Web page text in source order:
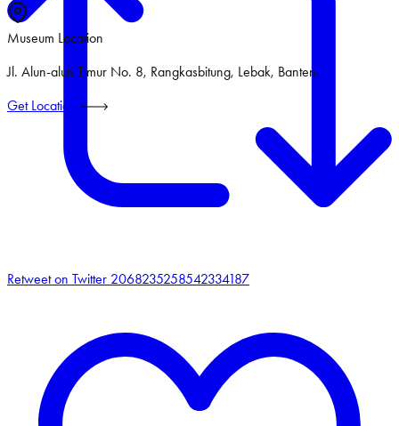
Retweet on Twitter 2068235258542334187
Museum Location
Jl. Alun-alun Timur No. 8, Rangkasbitung, Lebak, Banten.
Get Location